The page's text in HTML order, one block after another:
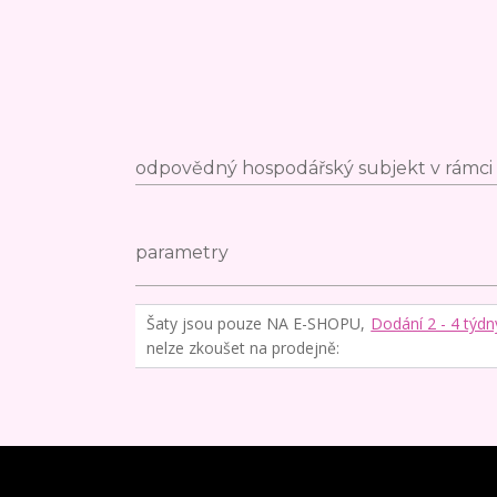
odpovědný hospodářský subjekt v
parametry
Šaty jsou pouze NA E-SHOPU,
nelze zkoušet na prodejně
Dodání 2 - 4